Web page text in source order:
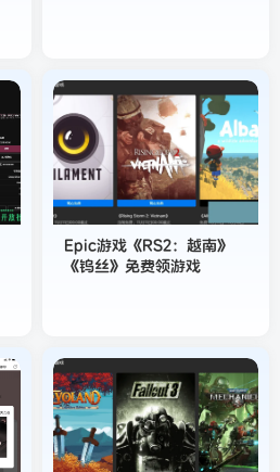
Epic游戏《RS2：越南》
《钨丝》免费领游戏